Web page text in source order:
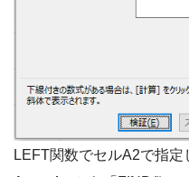
LEFT関数でセルA2で指